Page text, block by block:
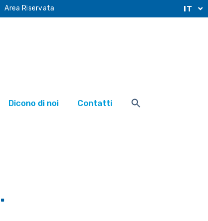
Area Riservata IT
Dicono di noi Contatti